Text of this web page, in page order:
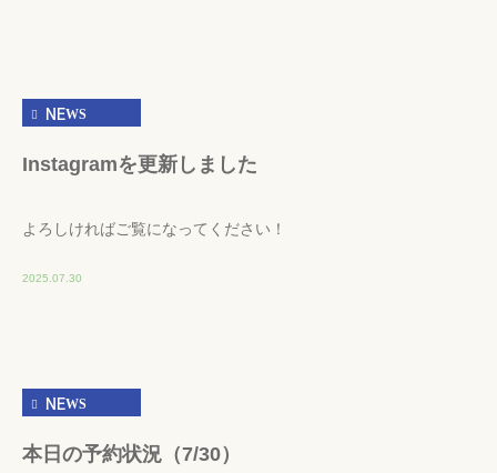
NEWS
Instagramを更新しました
よろしければご覧になってください！
2025.07.30
NEWS
本日の予約状況（7/30）